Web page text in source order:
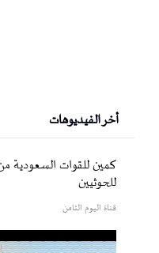
أخر الفيديوهات
كمين للقوات السعودية
للحوثيين
قناة اليوم الثامن